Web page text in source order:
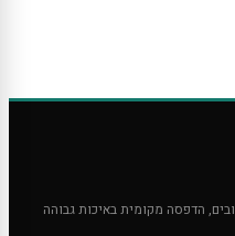
הדפסה מקומית באיכות גבוהה